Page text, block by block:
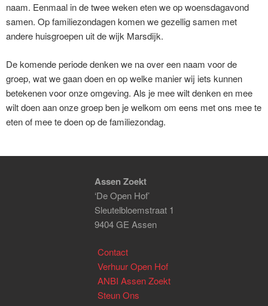
naam. Eenmaal in de twee weken eten we op woensdagavond
samen. Op familiezondagen komen we gezellig samen met
andere huisgroepen uit de wijk Marsdijk.
De komende periode denken we na over een naam voor de
groep, wat we gaan doen en op welke manier wij iets kunnen
betekenen voor onze omgeving. Als je mee wilt denken en mee
wilt doen aan onze groep ben je welkom om eens met ons mee te
eten of mee te doen op de familiezondag.
Assen Zoekt
‘De Open Hof’
Sleutelbloemstraat 1
9404 GE Assen
Contact
Verhuur Open Hof
ANBI Assen Zoekt
Steun Ons